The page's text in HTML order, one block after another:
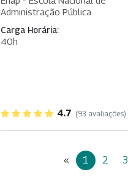
Administração Pública
Carga Horária:
40h
4.7 (93 avaliações)
« 1 2 3